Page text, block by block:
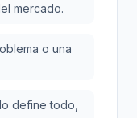
mercado.
o una
define todo,